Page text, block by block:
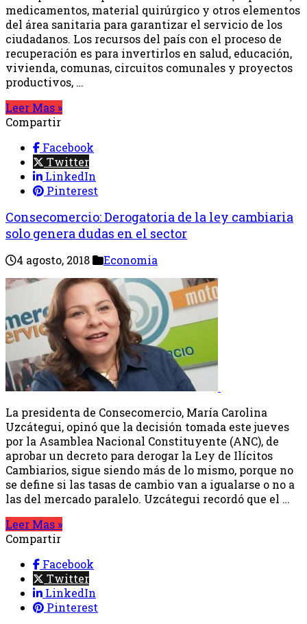
medicamentos, material quirúrgico y otros elementos
del área sanitaria para garantizar el servicio de los
ciudadanos. Los recursos del país con el proceso de
recuperación es para invertirlos en salud, educación,
vivienda, comunas, circuitos comunales y proyectos
productivos, …
Leer Mas »
Compartir
Facebook
Twitter
LinkedIn
Pinterest
Consecomercio: Derogatoria de la ley cambiaria
solo genera dudas en el sector
4 agosto, 2018 Economia
La presidenta de Consecomercio, María Carolina
Uzcátegui, opinó que la decisión tomada este jueves
por la Asamblea Nacional Constituyente (ANC), de
aprobar un decreto para derogar la Ley de Ilícitos
Cambiarios, sigue siendo más de lo mismo, porque no
se define si las tasas de cambio van a igualarse o no a
las del mercado paralelo. Uzcátegui recordó que el …
Leer Mas »
Compartir
Facebook
Twitter
LinkedIn
Pinterest